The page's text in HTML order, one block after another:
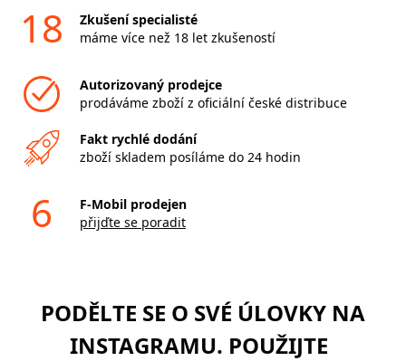
18
Zkušení specialisté
máme více než 18 let zkušeností
Autorizovaný prodejce
prodáváme zboží z oficiální české distribuce
Fakt rychlé dodání
zboží skladem posíláme do 24 hodin
6
F-Mobil prodejen
přijďte se poradit
PODĚLTE SE O SVÉ ÚLOVKY NA
INSTAGRAMU. POUŽIJTE